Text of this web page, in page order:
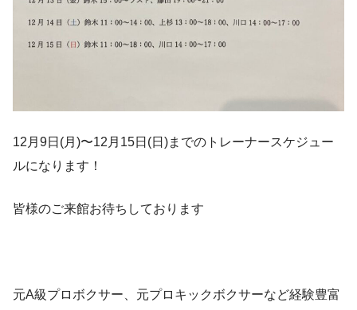
12月9日(月)〜12月15日(日)までのトレーナースケジュー
ルになります！
皆様のご来館お待ちしております
元A級プロボクサー、元プロキックボクサーなど経験豊富